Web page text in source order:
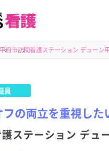
甲府市訪問看護ステーション デューン
員
フの両立を重視した
ステーション デュ